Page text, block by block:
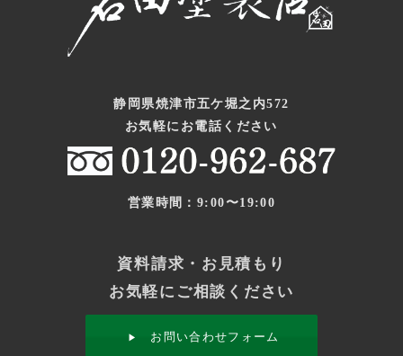
静岡県焼津市五ケ堀之内572
お気軽にお電話ください
営業時間：9:00〜19:00
資料請求・お見積もり
お気軽にご相談ください
お問い合わせフォーム